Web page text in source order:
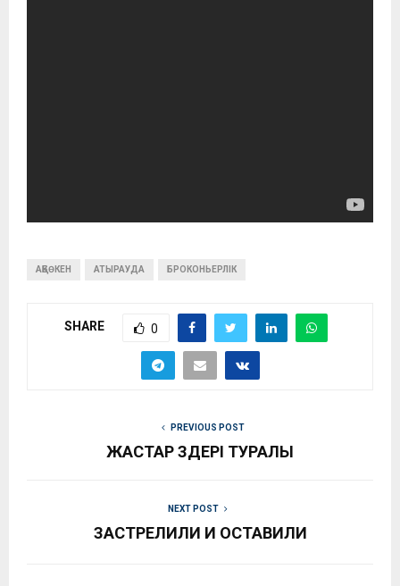
АҚБӨКЕН АТЫРАУДА БРОКОНЬЕРЛІК
SHARE 0
PREVIOUS POST
ЖАСТАР ӨЗДЕРІ ТУРАЛЫ
NEXT POST
ЗАСТРЕЛИЛИ И ОСТАВИЛИ